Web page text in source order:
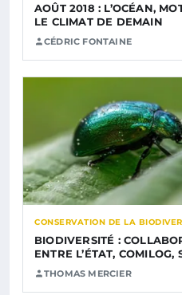
AOÛT 2018 : L’OCÉAN,
LE CLIMAT DE DEMAIN
CÉDRIC FONTAINE
CONSERVATION DE LA
BIODIVERSITÉ :
ENTRE L’ÉTAT, COMILOG,
THOMAS MERCIER